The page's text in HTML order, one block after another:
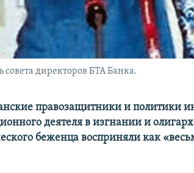
совета директоров БТА Банка.
правозащитники и
деятеля в изгнании и
беженца восприняли как